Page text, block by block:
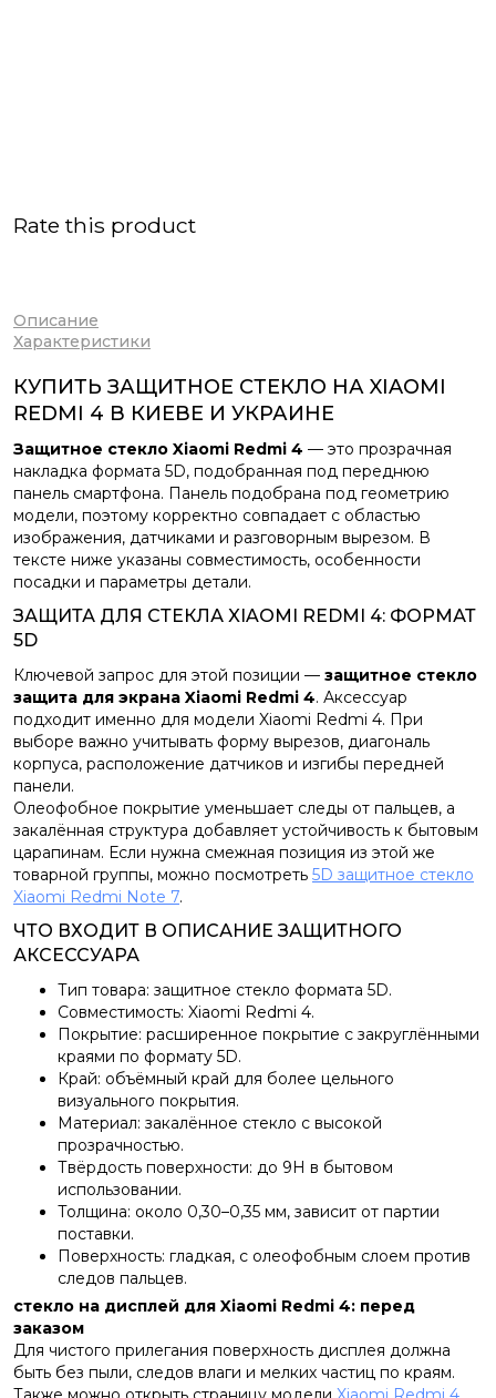
Rate this product
Описание
Характеристики
КУПИТЬ ЗАЩИТНОЕ СТЕКЛО НА XIAOMI
REDMI 4 В КИЕВЕ И УКРАИНЕ
Защитное стекло Xiaomi Redmi 4 — это прозрачная
накладка формата 5D, подобранная под переднюю
панель смартфона. Панель подобрана под геометрию
модели, поэтому корректно совпадает с областью
изображения, датчиками и разговорным вырезом. В
тексте ниже указаны совместимость, особенности
посадки и параметры детали.
ЗАЩИТА ДЛЯ СТЕКЛА XIAOMI REDMI 4: ФОРМАТ
5D
Ключевой запрос для этой позиции — защитное стекло
защита для экрана Xiaomi Redmi 4. Аксессуар
подходит именно для модели Xiaomi Redmi 4. При
выборе важно учитывать форму вырезов, диагональ
корпуса, расположение датчиков и изгибы передней
панели.
Олеофобное покрытие уменьшает следы от пальцев, а
закалённая структура добавляет устойчивость к бытовым
царапинам. Если нужна смежная позиция из этой же
товарной группы, можно посмотреть 5D защитное стекло
Xiaomi Redmi Note 7.
ЧТО ВХОДИТ В ОПИСАНИЕ ЗАЩИТНОГО
АКСЕССУАРА
Тип товара: защитное стекло формата 5D.
Совместимость: Xiaomi Redmi 4.
Покрытие: расширенное покрытие с закруглёнными
краями по формату 5D.
Край: объёмный край для более цельного
визуального покрытия.
Материал: закалённое стекло с высокой
прозрачностью.
Твёрдость поверхности: до 9H в бытовом
использовании.
Толщина: около 0,30–0,35 мм, зависит от партии
поставки.
Поверхность: гладкая, с олеофобным слоем против
следов пальцев.
стекло на дисплей для Xiaomi Redmi 4: перед
заказом
Для чистого прилегания поверхность дисплея должна
быть без пыли, следов влаги и мелких частиц по краям.